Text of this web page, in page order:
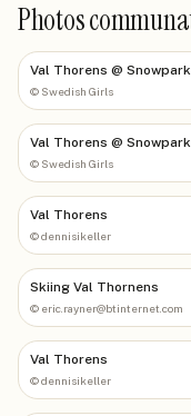
Photos
Val Thorens @ Snowpark
© Swedish Girls
Val Thorens @ Snowpark
© Swedish Girls
Val Thorens
©dennisikeller
Skiing Val Thornens
© eric.rayner@btinternet.com
Val Thorens
©dennisikeller